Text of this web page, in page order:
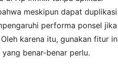
meskipun dapat duplikasi
performa ponsel jika
karena itu, gunakan fitur
benar-benar perlu.